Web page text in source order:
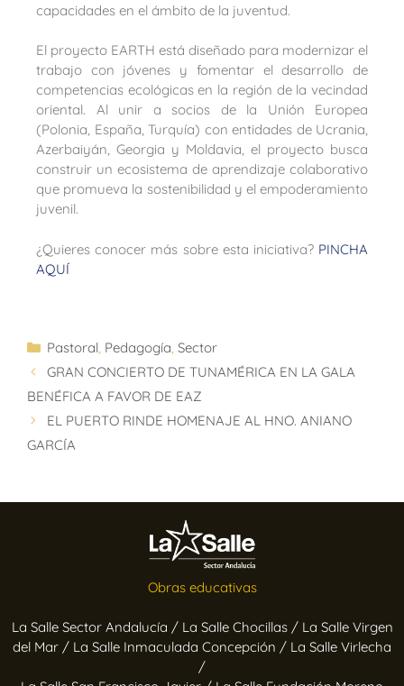
capacidades en el ámbito de la juventud.
El proyecto EARTH está diseñado para modernizar el
trabajo con jóvenes y fomentar el desarrollo de
competencias ecológicas en la región de la vecindad
oriental. Al unir a socios de la Unión Europea
(Polonia, España, Turquía) con entidades de Ucrania,
Azerbaiyán, Georgia y Moldavia, el proyecto busca
construir un ecosistema de aprendizaje colaborativo
que promueva la sostenibilidad y el empoderamiento
juvenil.
¿Quieres conocer más sobre esta iniciativa? PINCHA
AQUÍ
Pastoral, Pedagogía, Sector
GRAN CONCIERTO DE TUNAMÉRICA EN LA GALA
BENÉFICA A FAVOR DE EAZ
EL PUERTO RINDE HOMENAJE AL HNO. ANIANO
GARCÍA
Obras educativas
La Salle Sector Andalucía / La Salle Chocillas / La Salle Virgen
del Mar / La Salle Inmaculada Concepción / La Salle Virlecha
/